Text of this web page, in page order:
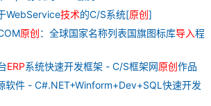
WebService技术的C/S系统[原创]
原创：全球国家名称列表国旗图标库导入程
ERP系统快速开发框架 - C/S框架网原创作品
软件 - C#.NET+Winform+Dev+SQL快速开发